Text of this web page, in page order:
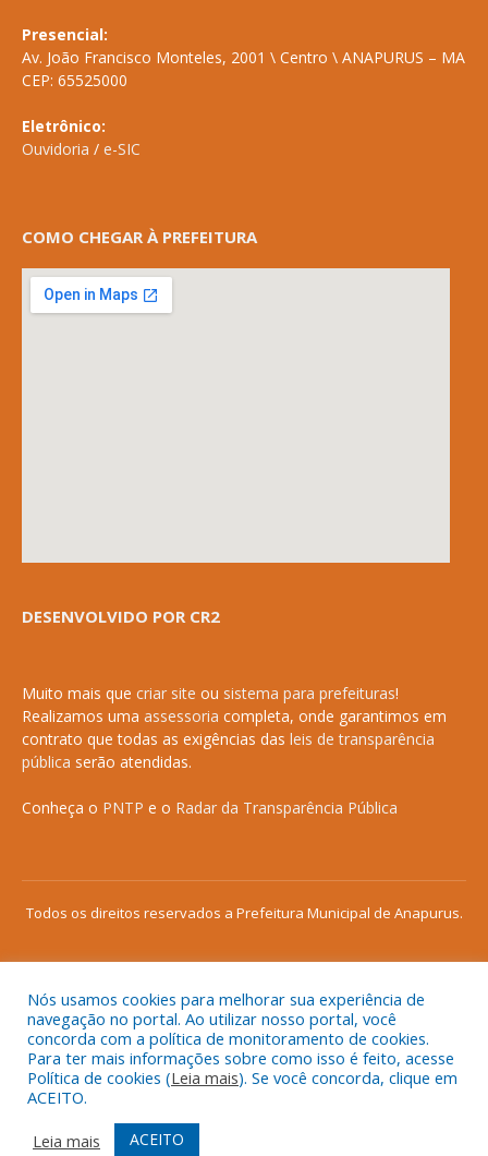
Presencial:
Av. João Francisco Monteles, 2001 \ Centro \ ANAPURUS – MA
CEP: 65525000
Eletrônico:
Ouvidoria / e-SIC
COMO CHEGAR À PREFEITURA
DESENVOLVIDO POR CR2
Muito mais que criar site ou sistema para prefeituras!
Realizamos uma assessoria completa, onde garantimos em
contrato que todas as exigências das leis de transparência
pública serão atendidas.
Conheça o PNTP e o Radar da Transparência Pública
Todos os direitos reservados a Prefeitura Municipal de Anapurus.
Mapa do Site
Acessar Área Administrativa
Acessar o Webmail
Nós usamos cookies para melhorar sua experiência de
navegação no portal. Ao utilizar nosso portal, você
concorda com a política de monitoramento de cookies.
Para ter mais informações sobre como isso é feito, acesse
Política de cookies (Leia mais). Se você concorda, clique em
ACEITO.
Leia mais
ACEITO